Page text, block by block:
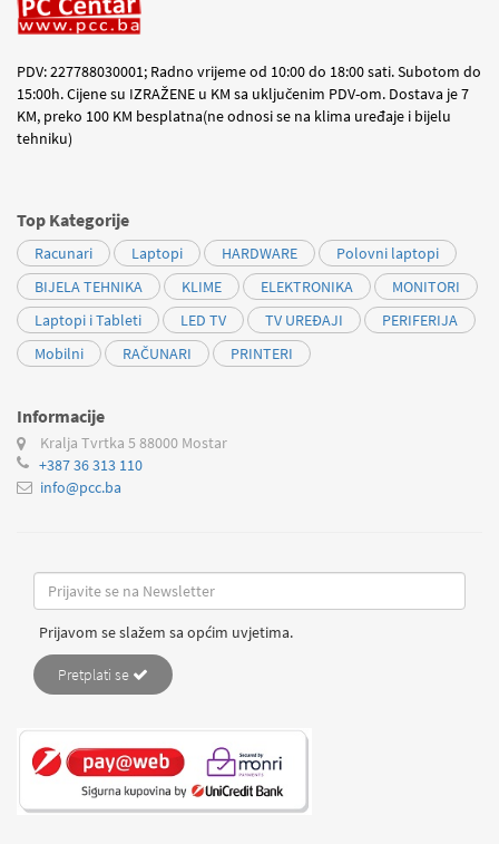
PDV: 227788030001; Radno vrijeme od 10:00 do 18:00 sati. Subotom do
15:00h. Cijene su IZRAŽENE u KM sa uključenim PDV-om. Dostava je 7
KM, preko 100 KM besplatna(ne odnosi se na klima uređaje i bijelu
tehniku)
Top Kategorije
Racunari Laptopi HARDWARE
Polovni laptopi
BIJELA TEHNIKA
KLIME ELEKTRONIKA
MONITORI
Laptopi i Tableti
LED TV TV UREĐAJI
PERIFERIJA
Mobilni
RAČUNARI PRINTERI
Informacije
Kralja Tvrtka 5 88000 Mostar
+387 36 313 110
info@pcc.ba
Prijavom se slažem sa općim uvjetima.
Pretplati se